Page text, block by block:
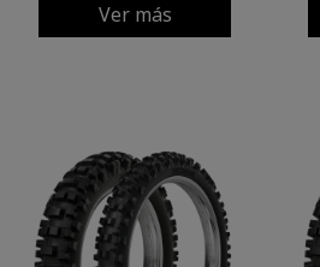
Ver más